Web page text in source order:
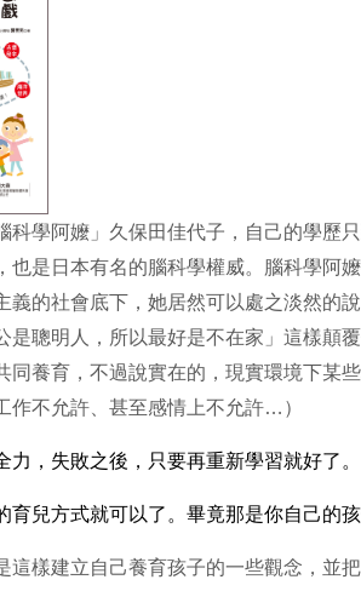
科學阿嬤」久保田佳代子，自己的學歷
也是日本有名的腦科學權威。腦科學阿
義的社會底下，她居然可以處之淡然的
是聰明人，所以最好是不在家」這樣顛
同養育，不過說實在的，現實環境下某
作不允許、甚至感情上不允許…）
力，失敗之後，只要再重新學習就好了。
育兒方式就可以了。畢竟那是你自己的
這樣建立自己養育孩子的一些觀念，並